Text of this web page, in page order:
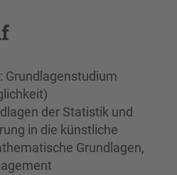
Grundlagenstudium
der Statistik und
in die künstliche
Grundlagen,